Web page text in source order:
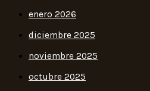
enero 2026
diciembre 2025
noviembre 2025
octubre 2025